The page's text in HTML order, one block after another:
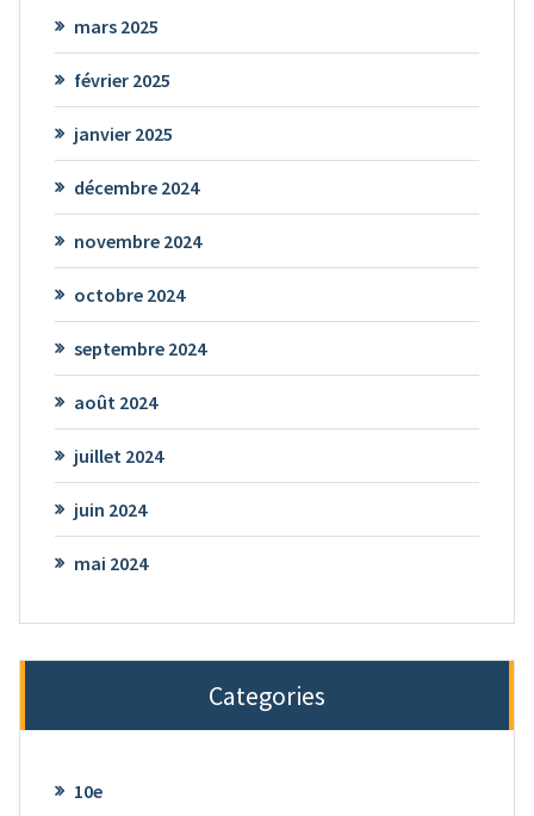
mars 2025
février 2025
janvier 2025
décembre 2024
novembre 2024
octobre 2024
septembre 2024
août 2024
juillet 2024
juin 2024
mai 2024
Categories
10e